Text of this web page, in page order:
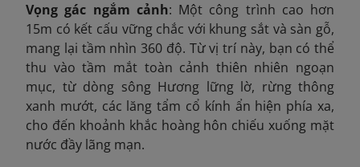
Vọng gác ngắm cảnh: Một công trình cao hơn
15m có kết cấu vững chắc với khung sắt và sàn gỗ,
mang lại tầm nhìn 360 độ. Từ vị trí này, bạn có thể
thu vào tầm mắt toàn cảnh thiên nhiên ngoạn
mục, từ dòng sông Hương lững lờ, rừng thông
xanh mướt, các lăng tẩm cổ kính ẩn hiện phía xa,
cho đến khoảnh khắc hoàng hôn chiếu xuống mặt
nước đầy lãng mạn.